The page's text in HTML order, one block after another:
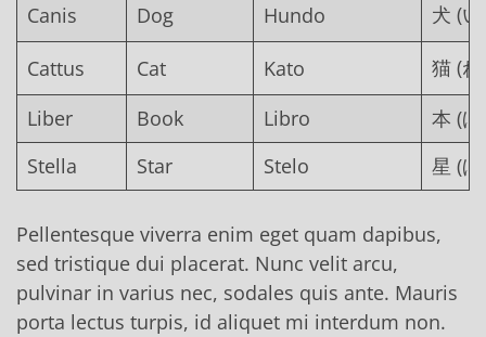
Canis
Dog Hundo 犬 (
Cattus Cat Kato
猫 (
Liber
Book Libro
本 (
Stella
Star Stelo 星 (
Pellentesque viverra enim eget quam dapibus,
sed tristique dui placerat. Nunc velit arcu,
pulvinar in varius nec, sodales quis ante. Mauris
porta lectus turpis, id aliquet mi interdum non.